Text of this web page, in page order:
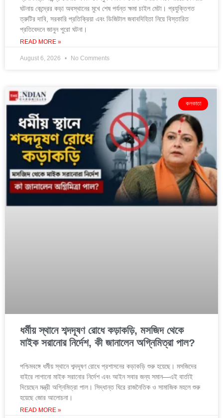
ঘটনায় কেন্দ্রের কড়া অবস্থানের মুখে শেষ পর্যন্ত ক্ষমা চাইল মেটা। প্রযুক্তিগত
ত্রুটির দাবি, সরকারি প্রতিক্রিয়া এবং ডিজিটাল জবাবদিহিতা নিয়ে বিস্তারিত
প্রতিবেদনে জানুন পুরো ঘটনা।
READ MORE »
August 6, 2026 No Comments
কলকাতা
ধর্মীয় স্থানে শব্দদূষণ রোধে কড়াকড়ি, মসজিদ থেকে
মাইক সরানোর নির্দেশ, কী জানালেন অগ্নিমিত্রা পাল?
পশ্চিমবঙ্গে ধর্মীয় স্থানে শব্দদূষণ রোধে প্রশাসনের কড়াকড়ি শুরু হয়েছে। মসজিদের
বাইরে লাগানো মাইক সরানোর নির্দেশ এবং আইন সবার জন্য সমান—এই বার্তাই
দিয়েছেন মন্ত্রী অগ্নিমিত্রা পাল। সিদ্ধান্ত ঘিরে রাজনৈতিক ও সামাজিক মহলে শুরু
হয়েছে জোর আলোচনা।
READ MORE »